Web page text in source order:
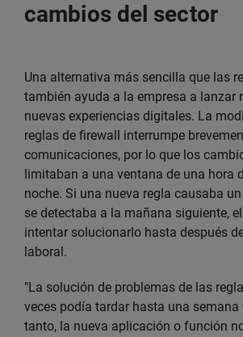
cambios del sector
Una alternativa más sencilla que las
también ayuda a la empresa a lanzar
nuevas experiencias digitales. La
reglas de firewall interrumpe
comunicaciones, por lo que los
limitaban a una ventana de una hora
noche. Si una nueva regla causaba
se detectaba a la mañana siguiente,
intentar solucionarlo hasta después
laboral.
"La solución de problemas de las
veces podía tardar hasta una semana
tanto, la nueva aplicación o función